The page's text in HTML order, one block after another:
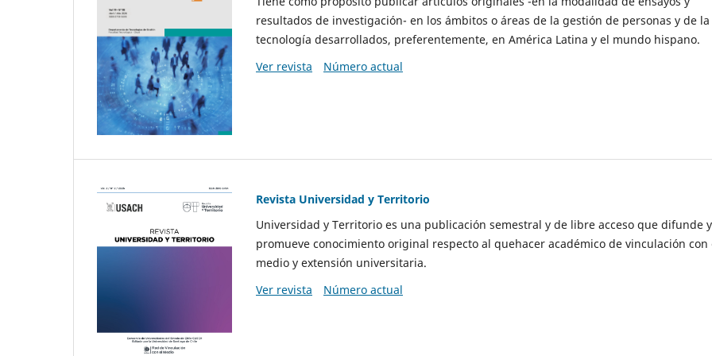
resultados de investigación- en los ámbitos o áreas de la gestión de personas y de la
tecnología desarrollados, preferentemente, en América Latina y el mundo hispano.
Ver revista
Número actual
Revista Universidad y Territorio
Universidad y Territorio es una publicación semestral y de libre acceso que difunde y
promueve conocimiento original respecto al quehacer académico de vinculación con
medio y extensión universitaria.
Ver revista
Número actual